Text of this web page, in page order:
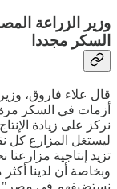
وزير الزراعة
السكر مجددا
قال علاء فاروق،
أزمات في السكر
نركز على زيادة
ليستغل المزارع
نستضيفهم في مصر".